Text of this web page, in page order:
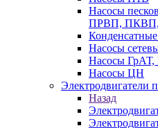
Насосы
ПРВП,
Насосы
Насосы ГрАТ,
Насосы ЦН
Электродвигатели
Назад